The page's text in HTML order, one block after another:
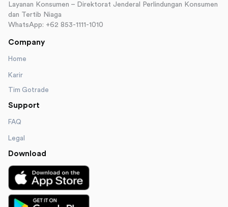
Layanan Konsumen – Direktorat Jenderal Perlindungan Konsumen
dan Tertib Niaga
WhatsApp: +62 853-1111-1010
Company
Home
Karir
Tim Gotrade
Support
FAQ
Legal
Download